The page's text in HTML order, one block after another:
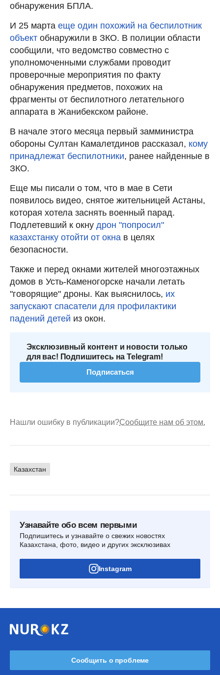
обнаружения БПЛА.
И 25 марта еще один похожий на беспилотник
объект обнаружили в ЗКО. В полиции области
сообщили, что ведомство совместно с
уполномоченными службами проводит
проверочные мероприятия по факту
обнаружения предметов, похожих на
фрагменты от беспилотного летательного
аппарата в Жанибекском районе.
В начале этого месяца первый замминистра
обороны Султан Камалетдинов рассказал, кому
принадлежат беспилотники, ранее найденные в
ЗКО.
Еще мы писали о том, что в мае в Сети
появилось видео, снятое жительницей Астаны,
которая хотела заснять военный парад.
Подлетевший к окну дрон "попросил"
казахстанку отойти от окна в целях
безопасности.
Также и перед окнами жителей многоэтажных
домов в Усть-Каменогорске начали летать
"говорящие" дроны. Как выяснилось, их
запускают спасатели для профилактики
падений детей из окон.
Эксклюзивный контент и новости только
для вас! Подпишитесь на Telegram!
Подписаться
Нашли ошибку в публикации?Сообщите нам об этом.
Казахстан
Узнавайте обо всем первыми
Подпишитесь и узнавайте о свежих новостях
Казахстана, фото, видео и других эксклюзивах
Instagram
Сообщить о проблеме